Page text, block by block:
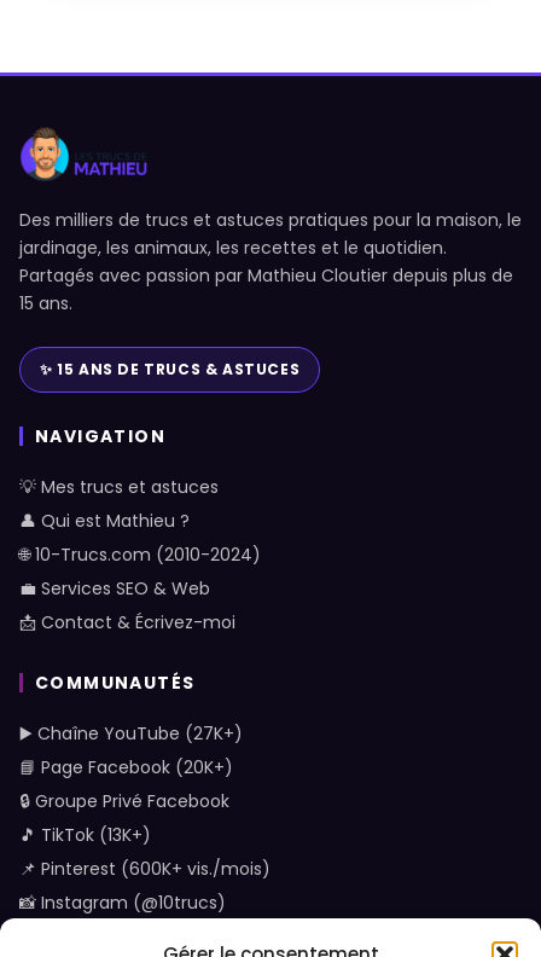
Des milliers de trucs et astuces pratiques pour la maison, le
jardinage, les animaux, les recettes et le quotidien.
Partagés avec passion par Mathieu Cloutier depuis plus de
15 ans.
✨ 15 ANS DE TRUCS & ASTUCES
NAVIGATION
💡 Mes trucs et astuces
👤 Qui est Mathieu ?
🌐 10-Trucs.com (2010-2024)
💼 Services SEO & Web
📩 Contact & Écrivez-moi
COMMUNAUTÉS
▶️ Chaîne YouTube (27K+)
📘 Page Facebook (20K+)
🔒 Groupe Privé Facebook
🎵 TikTok (13K+)
📌 Pinterest (600K+ vis./mois)
📸 Instagram (@10trucs)